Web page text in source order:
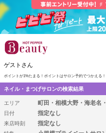
ゲストさん
ポイントが1%たまる！ ポイントはサロン予約でつかえる！
ネイル・まつげサロンの検索結果
エリア 町田・相模大野・海老名
日付 指定なし
来店時刻 指定なし